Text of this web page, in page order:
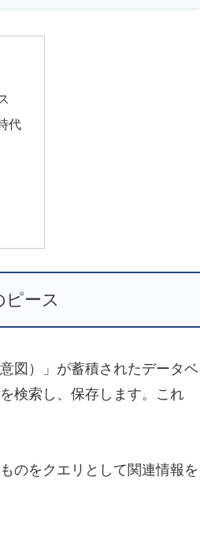
代
ース
図）」が蓄積されたデータベ
検索し、保存します。これ
のをクエリとして関連情報を